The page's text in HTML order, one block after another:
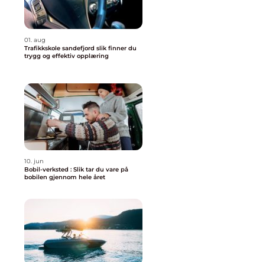
01. aug
Trafikkskole sandefjord slik finner du
trygg og effektiv opplæring
10. jun
Bobil-verksted : Slik tar du vare på
bobilen gjennom hele året